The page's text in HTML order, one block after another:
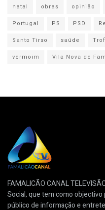
natal
obras opinião
Portugal
PS PSD
Santo Tirso
saúde
vermoim
Vila Nova de
FAMALICÃO CANAL
Social, que tem como
público de informação e